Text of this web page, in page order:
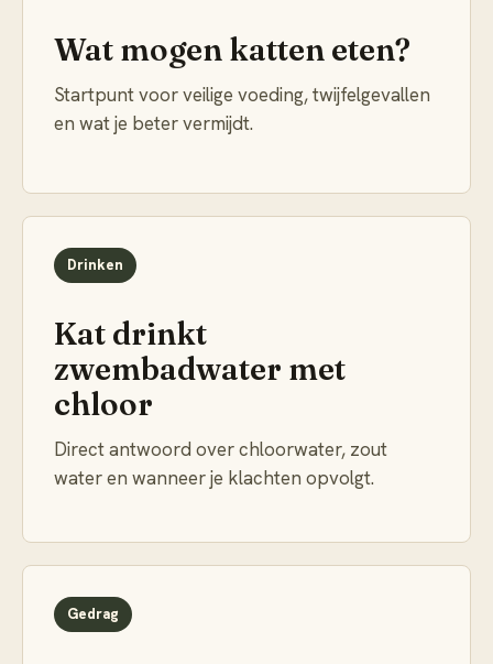
Wat mogen katten eten?
Startpunt voor veilige voeding, twijfelgevallen
en wat je beter vermijdt.
Drinken
Kat drinkt
zwembadwater met
chloor
Direct antwoord over chloorwater, zout
water en wanneer je klachten opvolgt.
Gedrag